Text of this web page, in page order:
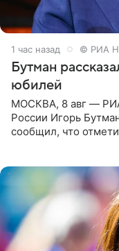
1 час назад © РИА
Бутман
юбилей
МОСКВА, 8 авг —
России Игорь
сообщил, что